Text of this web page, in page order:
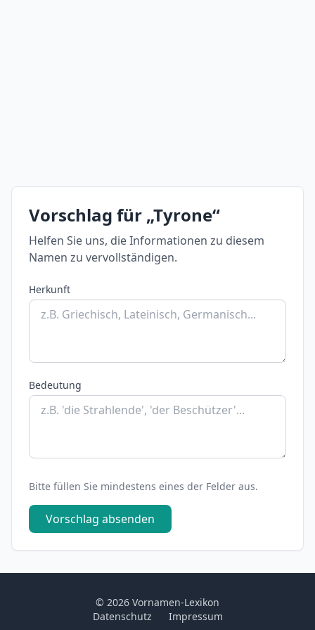
Vorschlag für „Tyrone“
Helfen Sie uns, die Informationen zu diesem
Namen zu vervollständigen.
Herkunft
Bedeutung
Bitte füllen Sie mindestens eines der Felder aus.
Vorschlag absenden
© 2026 Vornamen-Lexikon
Datenschutz
Impressum